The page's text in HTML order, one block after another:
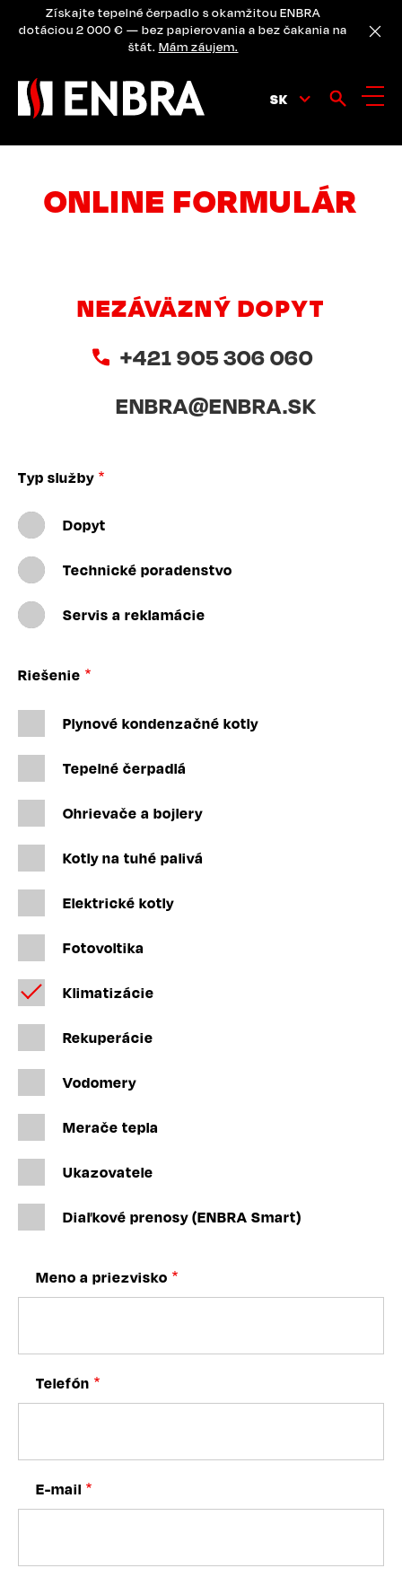
Získajte tepelné čerpadlo s okamžitou ENBRA
dotáciou 2 000 € — bez papierovania a bez čakania na
štát. Mám záujem.
SK
ONLINE FORMULÁR
NEZÁVÄZNÝ DOPYT
+421 905 306 060
ENBRA@ENBRA.SK
Typ služby
Dopyt
Technické poradenstvo
Servis a reklamácie
Riešenie
Plynové kondenzačné kotly
Tepelné čerpadlá
Ohrievače a bojlery
Kotly na tuhé palivá
Elektrické kotly
Fotovoltika
Klimatizácie
Rekuperácie
Vodomery
Merače tepla
Ukazovatele
Diaľkové prenosy (ENBRA Smart)
Meno a priezvisko
Telefón
E-mail